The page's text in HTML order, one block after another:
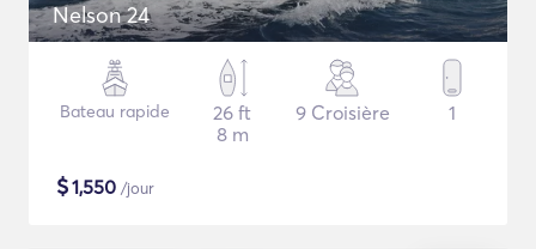
Nelson 24
Bateau rapide
26 ft
8 m
9 Croisière 1
$1,550 /jour